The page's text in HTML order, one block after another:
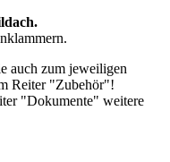
auch zum jeweiligen
Reiter "Zubehör"!
"Dokumente" weitere